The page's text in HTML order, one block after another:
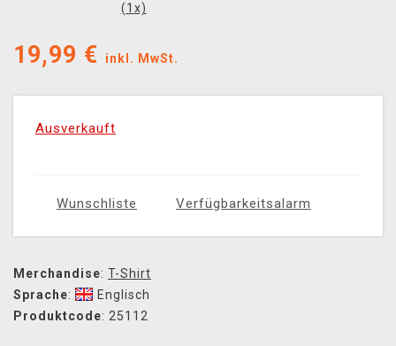
(1 x)
19,99 € inkl. MwSt.
Ausverkauft
Wunschliste Verfügbarkeitsalarm
Merchandise: T-Shirt
Sprache:
Englisch
Produktcode: 25112